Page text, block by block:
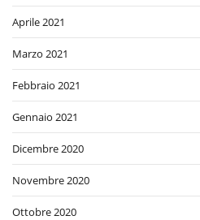
Aprile 2021
Marzo 2021
Febbraio 2021
Gennaio 2021
Dicembre 2020
Novembre 2020
Ottobre 2020